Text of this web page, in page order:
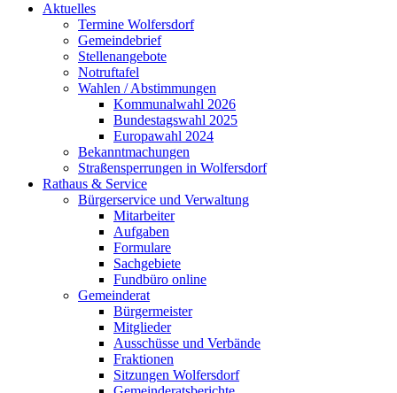
Aktuelles
Termine Wolfersdorf
Gemeindebrief
Stellenangebote
Notruftafel
Wahlen / Abstimmungen
Kommunalwahl 2026
Bundestagswahl 2025
Europawahl 2024
Bekanntmachungen
Straßensperrungen in Wolfersdorf
Rathaus & Service
Bürgerservice und Verwaltung
Mitarbeiter
Aufgaben
Formulare
Sachgebiete
Fundbüro online
Gemeinderat
Bürgermeister
Mitglieder
Ausschüsse und Verbände
Fraktionen
Sitzungen Wolfersdorf